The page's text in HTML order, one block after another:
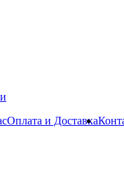
Оплата и Доставка